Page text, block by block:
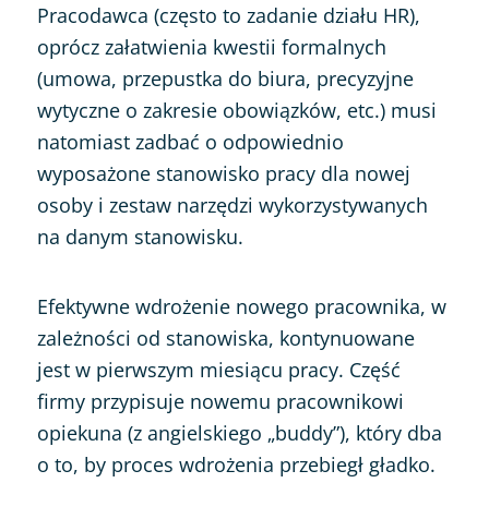
Pracodawca (często to zadanie działu HR),
oprócz załatwienia kwestii formalnych
(umowa, przepustka do biura, precyzyjne
wytyczne o zakresie obowiązków, etc.) musi
natomiast zadbać o odpowiednio
wyposażone stanowisko pracy dla nowej
osoby i zestaw narzędzi wykorzystywanych
na danym stanowisku.
Efektywne wdrożenie nowego pracownika, w
zależności od stanowiska, kontynuowane
jest w pierwszym miesiącu pracy. Część
firmy przypisuje nowemu pracownikowi
opiekuna (z angielskiego „buddy”), który dba
o to, by proces wdrożenia przebiegł gładko.